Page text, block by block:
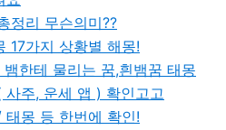
정리 무슨의미??
17가지 상황별 해몽!
한테 물리는 꿈,흰뱀꿈 태몽
주, 운세 앱 ) 확인고고
몽 등 한번에 확인!